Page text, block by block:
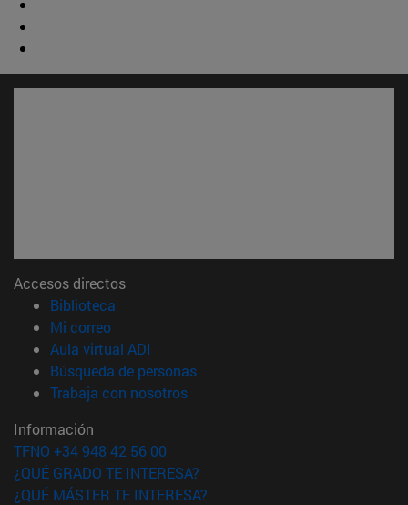
Accesos directos
Biblioteca
Mi correo(abre en nueva ventana)
Aula virtual ADI
Búsqueda de personas(abre en nueva ventana)
Trabaja con nosotros(abre en nueva ventana)
Información
TFNO +34 948 42 56 00
¿QUÉ GRADO TE INTERESA?
¿QUÉ MÁSTER TE INTERESA?